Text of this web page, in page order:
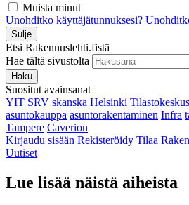
Muista minut
Unohditko käyttäjätunnuksesi?
Sulje
Etsi Rakennuslehti.fistä
Hae tältä sivustolta
Haku
Suositut avainsanat
YIT SRV skanska Helsinki Tilastokeskus
asuntokauppa asuntorakentaminen Infra
Tampere Caverion
Kirjaudu sisään Rekisteröidy Tilaa
Uutiset
Lue lisää näistä aiheista